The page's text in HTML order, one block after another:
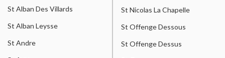
St Alban Des Villards
St Alban Leysse
St Andre
St Nicolas La Chapelle
St Offenge Dessous
St Offenge Dessus